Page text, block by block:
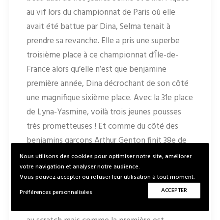
au vif lors du championnat de Paris où elle
avait été battue par Dina, Selma tenait à
prendre sa revanche. Elle a pris une superbe
troisième place à ce championnat d’Île-de-
France alors qu’elle n’est que benjamine
première année, Dina décrochant de son côté
une magnifique sixième place. Avec la 31e place
de Lyna-Yasmine, voilà trois jeunes pousses
très prometteuses ! Et comme du côté des
benjamins garçons Arthur Genton finit 38e de
ce match interdépartemental on peut se dire
que notre relève est assurée.
En élite femmes, Fatiha Sanchez signe un
Nous utilisons des cookies pour optimiser notre site, améliorer
votre navigation et analyser notre audience.
Vous pouvez accepter ou refuser leur utilisation à tout moment.
Préférences personnalisées
ACCEPTER